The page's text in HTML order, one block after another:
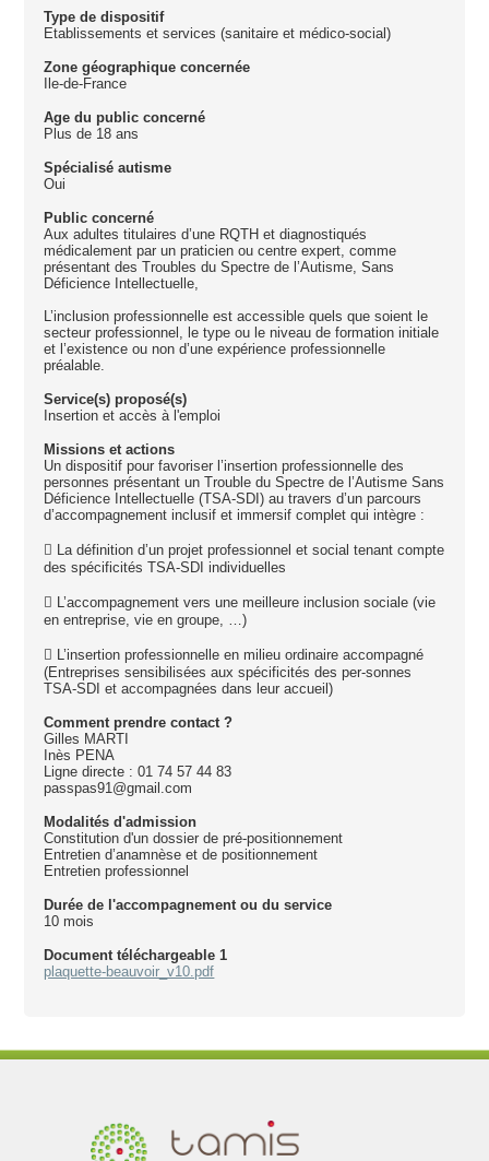
Type de dispositif
Etablissements et services (sanitaire et médico-social)
Zone géographique concernée
Ile-de-France
Age du public concerné
Plus de 18 ans
Spécialisé autisme
Oui
Public concerné
Aux adultes titulaires d’une RQTH et diagnostiqués
médicalement par un praticien ou centre expert, comme
présentant des Troubles du Spectre de l’Autisme, Sans
Déficience Intellectuelle,
L’inclusion professionnelle est accessible quels que soient le
secteur professionnel, le type ou le niveau de formation initiale
et l’existence ou non d’une expérience professionnelle
préalable.
Service(s) proposé(s)
Insertion et accès à l'emploi
Missions et actions
Un dispositif pour favoriser l’insertion professionnelle des
personnes présentant un Trouble du Spectre de l’Autisme Sans
Déficience Intellectuelle (TSA-SDI) au travers d’un parcours
d’accompagnement inclusif et immersif complet qui intègre :
 La définition d’un projet professionnel et social tenant compte
des spécificités TSA-SDI individuelles
 L’accompagnement vers une meilleure inclusion sociale (vie
en entreprise, vie en groupe, …)
 L’insertion professionnelle en milieu ordinaire accompagné
(Entreprises sensibilisées aux spécificités des per-sonnes
TSA-SDI et accompagnées dans leur accueil)
Comment prendre contact ?
Gilles MARTI
Inès PENA
Ligne directe : 01 74 57 44 83
passpas91@gmail.com
Modalités d'admission
Constitution d'un dossier de pré-positionnement
Entretien d’anamnèse et de positionnement
Entretien professionnel
Durée de l'accompagnement ou du service
10 mois
Document téléchargeable 1
plaquette-beauvoir_v10.pdf